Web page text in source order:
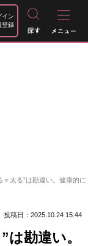
イン
登録
＝太る”は勘違い。健康的に
投稿日：2025.10.24 15:44
勘違い。